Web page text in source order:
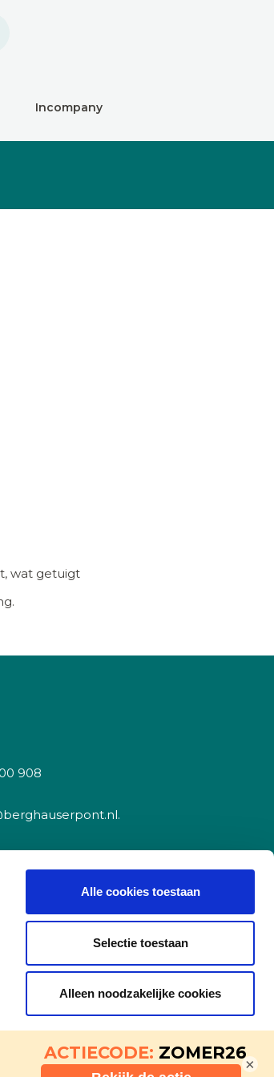
Details tonen
Alle cookies toestaan
Selectie toestaan
Alleen noodzakelijke cookies
Incompany
wat getuigt
908
geen
51748878
×